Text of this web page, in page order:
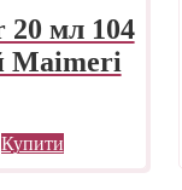
20 мл 104
Maimeri
Купити